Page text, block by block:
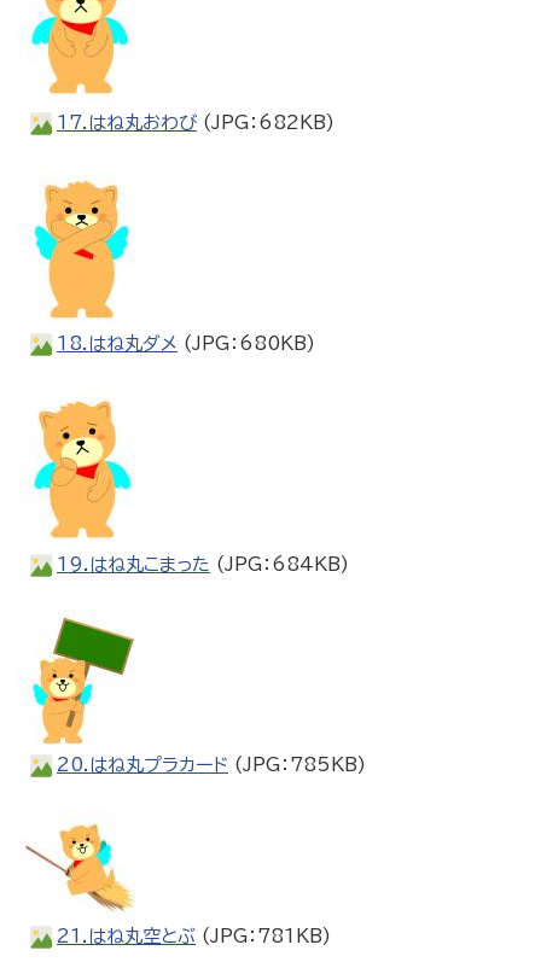
17.はね丸おわび (JPG：682KB)
18.はね丸ダメ (JPG：680KB)
19.はね丸こまった (JPG：684KB)
20.はね丸プラカード (JPG：785KB)
21.はね丸空とぶ (JPG：781KB)